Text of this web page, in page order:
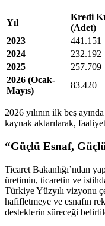
Yıl
Kredi
(Adet)
2023
441.151
2024
232.192
2025
257.709
2026 (Ocak-
Mayıs)
83.420
2026 yılının ilk beş
kaynak aktarılarak,
“Güçlü Esnaf,
Ticaret Bakanlığı’ndan
üretimin, ticaretin ve
Türkiye Yüzyılı vizyonu
hafifletmeye ve esnafın
desteklerin süreceği